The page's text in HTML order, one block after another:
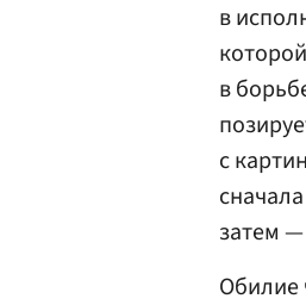
в
в
с
затем
Обилие